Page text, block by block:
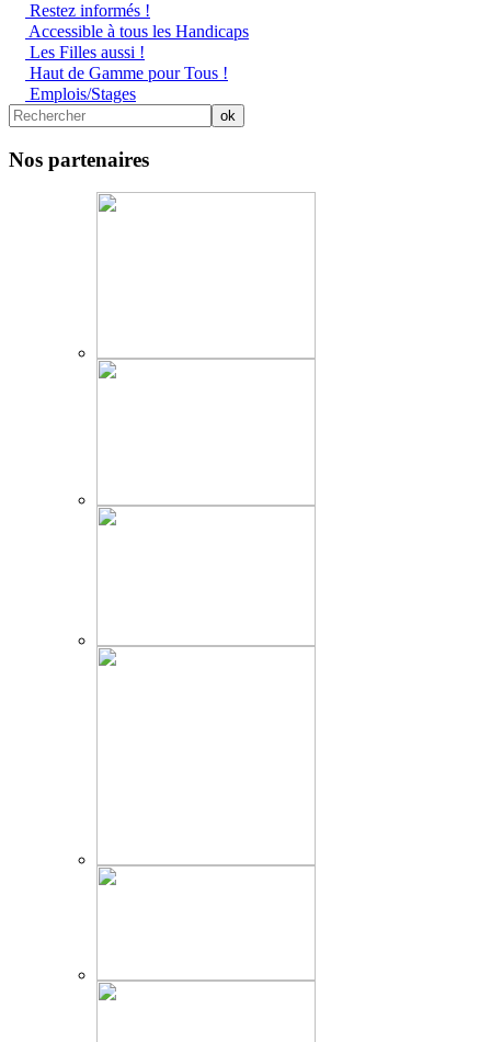
Restez informés !
Accessible à tous les Handicaps
Les Filles aussi !
Haut de Gamme pour Tous !
Emplois/Stages
Nos partenaires